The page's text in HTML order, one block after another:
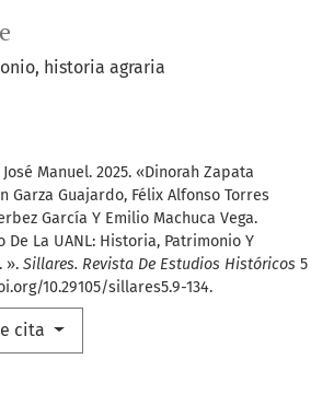
historia agraria
Manuel. 2025. «Dinorah Zapata
Garza Guajardo, Félix Alfonso Torres
García Y Emilio Machuca Vega.
De La UANL: Historia, Patrimonio Y
». Sillares. Revista De Estudios Históricos 5
10.29105/sillares5.9-134.
cita